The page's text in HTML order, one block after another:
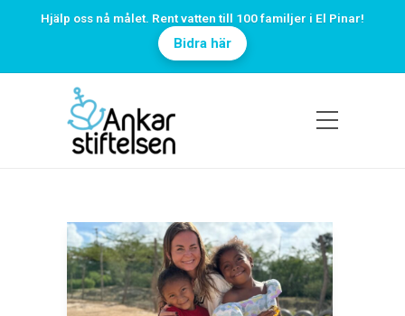
Hjälp oss nå målet. Rent vatten till 100 familjer i El Pinar!
Bidra här